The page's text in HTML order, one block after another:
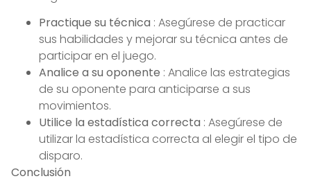
Practique su técnica : Asegúrese de practicar
sus habilidades y mejorar su técnica antes de
participar en el juego.
Analice a su oponente : Analice las estrategias
de su oponente para anticiparse a sus
movimientos.
Utilice la estadística correcta : Asegúrese de
utilizar la estadística correcta al elegir el tipo de
disparo.
Conclusión